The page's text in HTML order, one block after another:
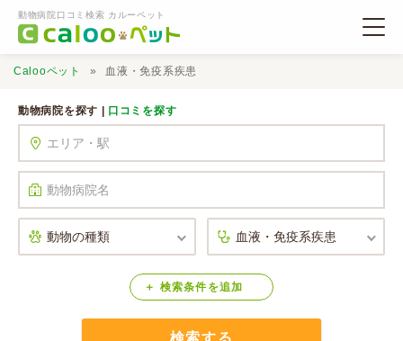
動物病院口コミ検索 カルーペット
口コミ検索
Calooペットとは？
Calooペット 血液・免疫系疾患
動物病院を探す | 口コミを探す
検索条件 を追加
検索する